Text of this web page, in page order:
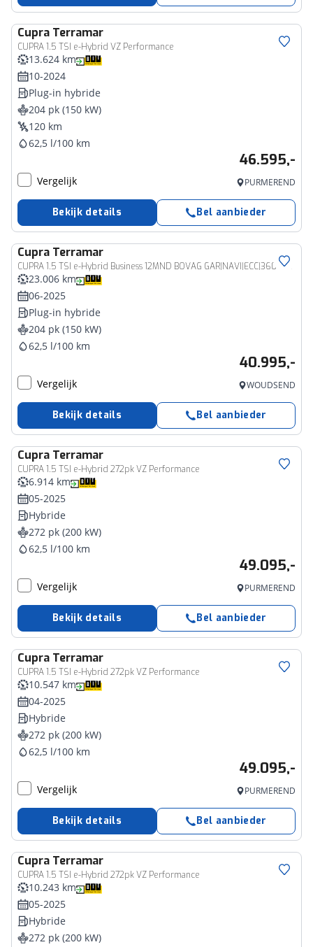
Cupra Terramar
CUPRA 1.5 TSI e-Hybrid VZ Performance
13.624 km
10-2024
Plug-in hybride
204 pk (150 kW)
120 km
62,5 l/100 km
46.595,-
Vergelijk PURMEREND
Bekijk details Bel aanbieder
Cupra Terramar
CUPRA 1.5 TSI e-Hybrid Business 12MND BOVAG GAR|NAVI|ECC|360­° CAMERA|HEAD UP |STUURWIEL + STOELVERW|ACC
23.006 km
06-2025
Plug-in hybride
204 pk (150 kW)
62,5 l/100 km
40.995,-
Vergelijk WOUDSEND
Bekijk details Bel aanbieder
Cupra Terramar
CUPRA 1.5 TSI e-Hybrid 272pk VZ Performance
6.914 km
05-2025
Hybride
272 pk (200 kW)
62,5 l/100 km
49.095,-
Vergelijk PURMEREND
Bekijk details Bel aanbieder
Cupra Terramar
CUPRA 1.5 TSI e-Hybrid 272pk VZ Performance
10.547 km
04-2025
Hybride
272 pk (200 kW)
62,5 l/100 km
49.095,-
Vergelijk PURMEREND
Bekijk details Bel aanbieder
Cupra Terramar
CUPRA 1.5 TSI e-Hybrid 272pk VZ Performance
10.243 km
05-2025
Hybride
272 pk (200 kW)